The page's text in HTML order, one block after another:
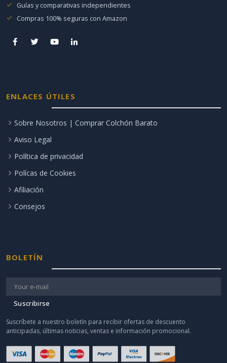
Guías y comparativas independientes
Compras 100% seguras con Amazon
ENLACES ÚTILES
Sobre Nosotros | Comprar Colchón Barato
Aviso Legal
Política de privacidad
Polícas de Cookies
Afiliación
Consejos
BOLETÍN
Suscribirse
Suscríbete a nuestro boletín para recibir ofertas de descuento
anticipadas, últimas noticias, ventas e información promocional.